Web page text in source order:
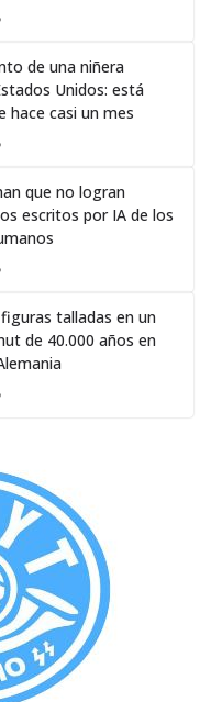
de una niñera
Unidos: está
hace casi un mes
que no logran
escritos por IA de los
talladas en un
de 40.000 años en